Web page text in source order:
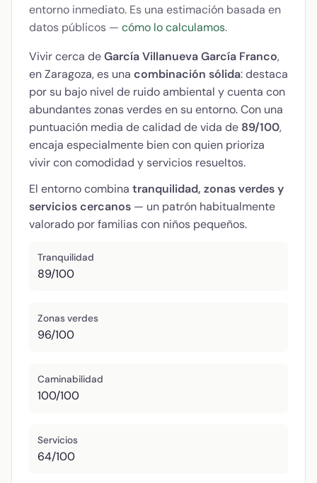
entorno inmediato. Es una estimación basada en
datos públicos — cómo lo calculamos.
Vivir cerca deGarcía Villanueva García Franco,
en Zaragoza, es una combinación sólida: destaca
por su bajo nivel de ruido ambiental y cuenta con
abundantes zonas verdes en su entorno. Con una
puntuación media de calidad de vida de 89/100,
encaja especialmente bien con quien prioriza
vivir con comodidad y servicios resueltos.
El entorno combina tranquilidad, zonas verdes y
servicios cercanos — un patrón habitualmente
valorado por familias con niños pequeños.
Tranquilidad
89/100
Zonas verdes
96/100
Caminabilidad
100/100
Servicios
64/100